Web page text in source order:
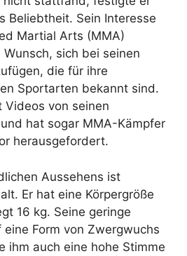
Beliebtheit. Sein Interesse
Martial Arts (MMA)
sich bei seinen
die für ihre
Sportarten bekannt sind.
von seinen
hat sogar MMA-Kämpfer
herausgefordert.
Aussehens ist
Er hat eine Körpergröße
16 kg. Seine geringe
eine Form von Zwergwuchs
ihm auch eine hohe Stimme